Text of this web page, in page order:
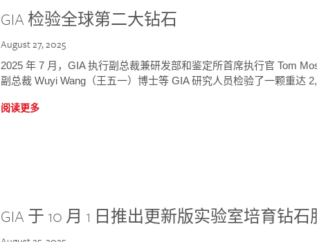
GIA 检验全球第二大钻石
August 27, 2025
2025 年 7 月，GIA 执行副总裁兼研发部和鉴定所首席执行官 Tom
副总裁 Wuyi Wang（王五一）博士等 GIA 研究人员检验了一颗重达
阅读更多
GIA 于 10 月 1 日推出更新版实验室培育钻石